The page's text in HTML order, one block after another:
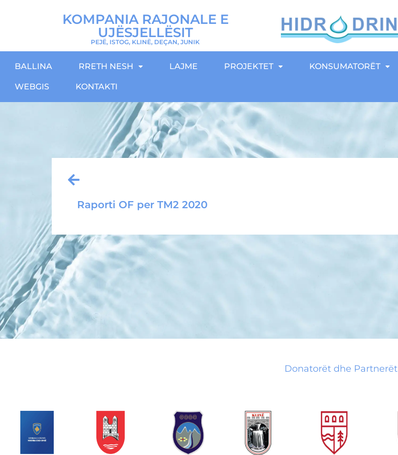
KOMPANIA RAJONALE E
UJËSJELLËSIT
PEJË, ISTOG, KLINË, DEÇAN, JUNIK
BALLINA RRETH NESH LAJME PROJEKTET KONSUMATORËT
WEBGIS KONTAKTI
Raporti OF per TM2 2020
Donatorët dhe Partnerët